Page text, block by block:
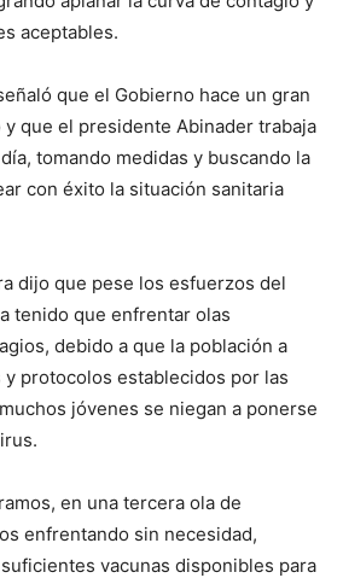
aceptables.
que el Gobierno hace un gran
que el presidente Abinader trabaja
tomando medidas y buscando la
con éxito la situación sanitaria
dijo que pese los esfuerzos del
tenido que enfrentar olas
debido a que la población a
y protocolos establecidos por las
jóvenes se niegan a ponerse
en una tercera ola de
enfrentando sin necesidad,
vacunas disponibles para